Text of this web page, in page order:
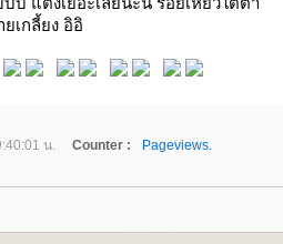
ยเกลี้ยง อิอิ
น. Counter :
Pageviews.